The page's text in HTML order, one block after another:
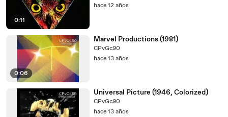
0:11
hace 12 años
0:06
Marvel Productions (1981)
CPvGc90
hace 13 años
Universal Picture (1946, Colorized)
CPvGc90
hace 13 años